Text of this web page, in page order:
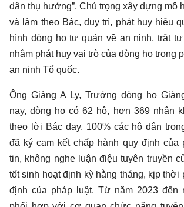
dân thụ hưởng”. Chú trọng xây dựng mô
và làm theo Bác, duy trì, phát huy hiệu
hình dòng họ tự quản về an ninh, trật
nhằm phát huy vai trò của dòng họ trong
an ninh Tổ quốc.
Ông Giàng A Ly, Trưởng dòng họ
nay, dòng họ có 62 hộ, hơn 369 nhân
theo lời Bác dạy, 100% các hộ dân
đã ký cam kết chấp hành quy định của
tin, không nghe luận điệu tuyên truyền
tốt sinh hoạt định kỳ hằng tháng, kịp thời
định của pháp luật. Từ năm 2023 đến